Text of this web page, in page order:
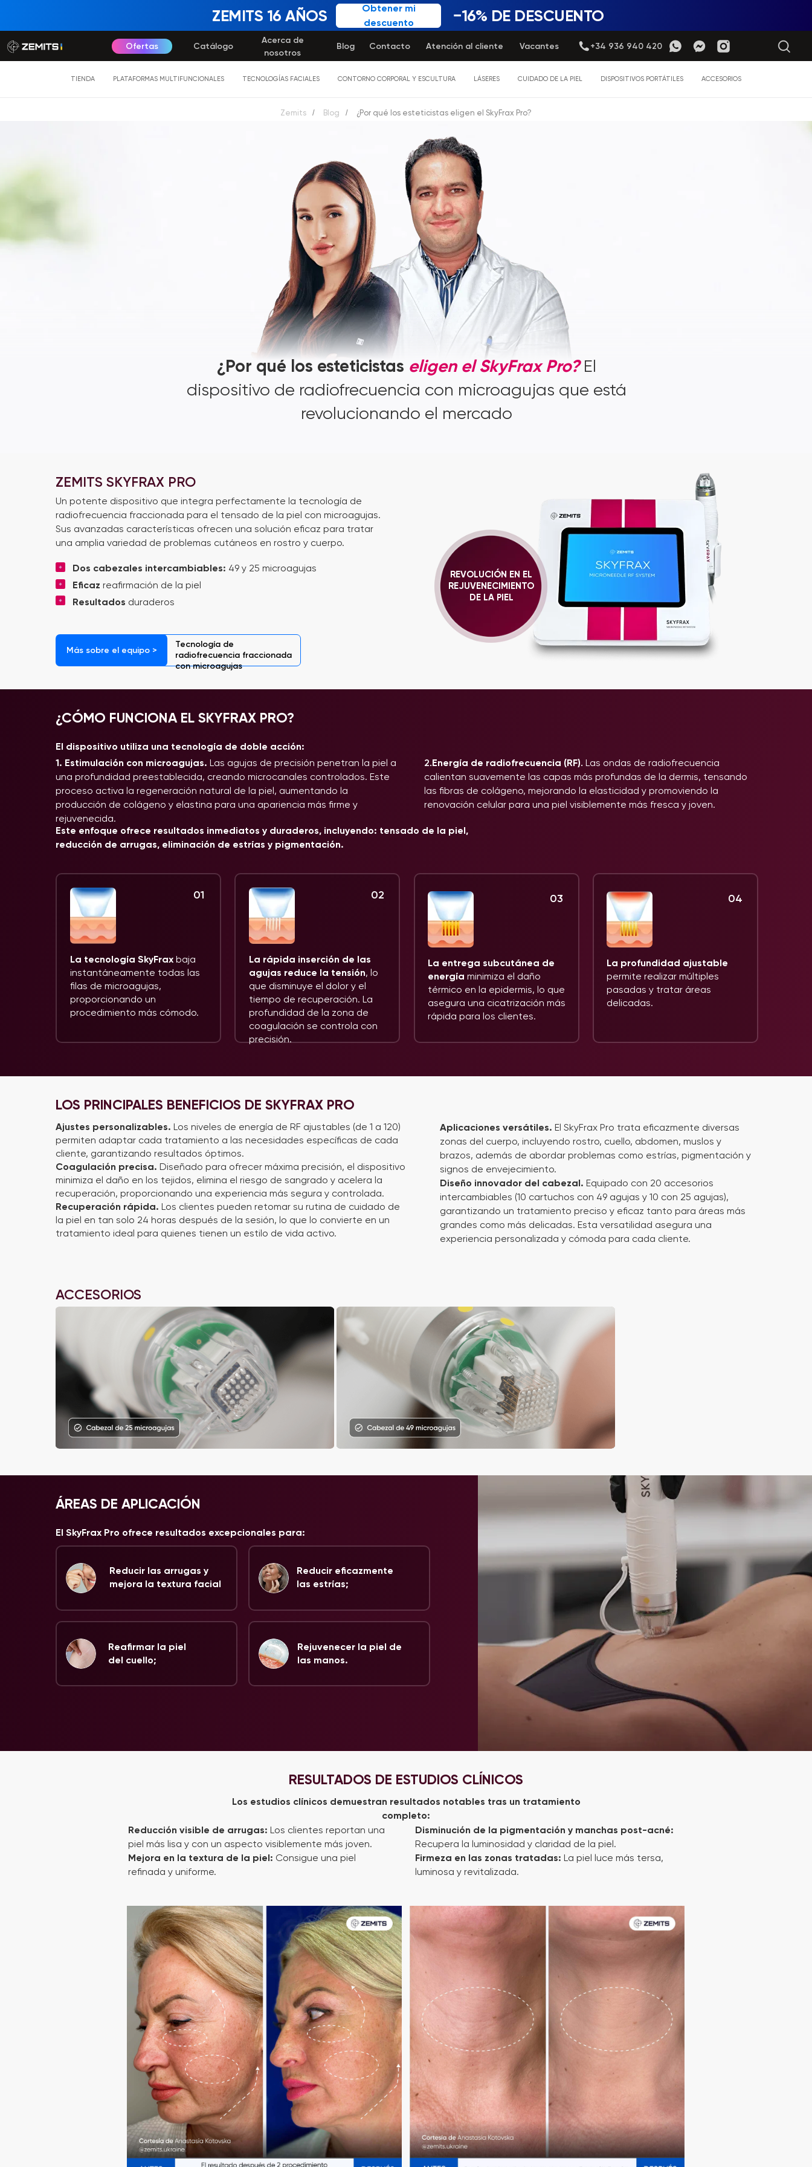
Obtener mi
descuento
ZEMITS 16 AÑOS −16% DE DESCUENTO
Contacto
Blog
Acerca de
nosotros
+34 936 940 420
Catálogo
Ofertas Atención al cliente Vacantes
TIENDA PLATAFORMAS MULTIFUNCIONALES TECNOLOGÍAS FACIALES CONTORNO CORPORAL Y ESCULTURA LÁSERES CUIDADO DE LA PIEL DISPOSITIVOS PORTÁTILES ACCESORIOS
Zemits / Blog / ¿Por qué los esteticistas eligen el SkyFrax Pro?
¿Por qué los esteticistas eligen el SkyFrax Pro?El
dispositivo de radiofrecuencia con microagujas que está
revolucionando el mercado
ZEMITS SKYFRAX PRO
Dos cabezales intercambiables: 49 y 25 microagujas
Un potente dispositivo que integra perfectamente la tecnología de
radiofrecuencia fraccionada para el tensado de la piel con microagujas.
Sus avanzadas características ofrecen una solución eficaz para tratar
una amplia variedad de problemas cutáneos en rostro y cuerpo.
Eficaz reafirmación de la piel
Resultados duraderos
REVOLUCIÓN EN EL
REJUVENECIMIENTO
DE LA PIEL
Más sobre el equipo >
Tecnología de
radiofrecuencia fraccionada
con microagujas
¿CÓMO FUNCIONA EL SKYFRAX PRO?
2.Energía de radiofrecuencia (RF). Las ondas de radiofrecuencia
calientan suavemente las capas más profundas de la dermis, tensando
las fibras de colágeno, mejorando la elasticidad y promoviendo la
renovación celular para una piel visiblemente más fresca y joven.
1. Estimulación con microagujas. Las agujas de precisión penetran la piel a
una profundidad preestablecida, creando microcanales controlados. Este
proceso activa la regeneración natural de la piel, aumentando la
producción de colágeno y elastina para una apariencia más firme y
rejuvenecida.
Este enfoque ofrece resultados inmediatos y duraderos, incluyendo: tensado de la piel,
reducción de arrugas, eliminación de estrías y pigmentación.
El dispositivo utiliza una tecnología de doble acción:
03
La entrega subcutánea de
energía minimiza el daño
térmico en la epidermis, lo que
asegura una cicatrización más
rápida para los clientes.
04
La profundidad ajustable
permite realizar múltiples
pasadas y tratar áreas
delicadas.
02
La tecnología SkyFrax baja
instantáneamente todas las
filas de microagujas,
proporcionando un
procedimiento más cómodo.
01
La rápida inserción de las
agujas reduce la tensión, lo
que disminuye el dolor y el
tiempo de recuperación. La
profundidad de la zona de
coagulación se controla con
precisión.
ACCESORIOS
LOS PRINCIPALES BENEFICIOS DE SKYFRAX PRO
Aplicaciones versátiles. El SkyFrax Pro trata eficazmente diversas
zonas del cuerpo, incluyendo rostro, cuello, abdomen, muslos y
brazos, además de abordar problemas como estrías, pigmentación y
signos de envejecimiento.
Diseño innovador del cabezal. Equipado con 20 accesorios
intercambiables (10 cartuchos con 49 agujas y 10 con 25 agujas),
garantizando un tratamiento preciso y eficaz tanto para áreas más
grandes como más delicadas. Esta versatilidad asegura una
experiencia personalizada y cómoda para cada cliente.
Ajustes personalizables. Los niveles de energía de RF ajustables (de 1 a 120)
permiten adaptar cada tratamiento a las necesidades específicas de cada
cliente, garantizando resultados óptimos.
Coagulación precisa. Diseñado para ofrecer máxima precisión, el dispositivo
minimiza el daño en los tejidos, elimina el riesgo de sangrado y acelera la
recuperación, proporcionando una experiencia más segura y controlada.
Recuperación rápida. Los clientes pueden retomar su rutina de cuidado de
la piel en tan solo 24 horas después de la sesión, lo que lo convierte en un
tratamiento ideal para quienes tienen un estilo de vida activo.
ÁREAS DE APLICACIÓN
El SkyFrax Pro ofrece resultados excepcionales para:
Rejuvenecer la piel de
las manos.
Reafirmar la piel
del cuello;
Reducir las arrugas y
mejora la textura facial
Reducir eficazmente
las estrías;
RESULTADOS DE ESTUDIOS CLÍNICOS
Los estudios clínicos demuestran resultados notables tras un tratamiento
completo:
Disminución de la pigmentación y manchas post-acné:
Recupera la luminosidad y claridad de la piel.
Firmeza en las zonas tratadas: La piel luce más tersa,
luminosa y revitalizada.
Reducción visible de arrugas: Los clientes reportan una
piel más lisa y con un aspecto visiblemente más joven.
Mejora en la textura de la piel: Consigue una piel
refinada y uniforme.